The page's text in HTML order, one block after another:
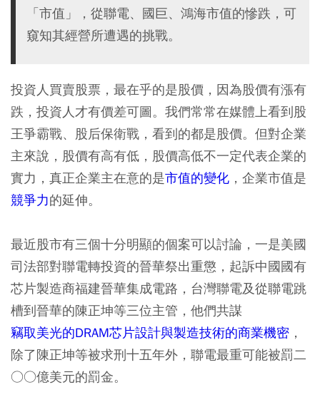
「市值」，從聯電、國巨、鴻海市值的慘跌，可
窺知其經營所遭遇的挑戰。
投資人買賣股票，最在乎的是股價，因為股價有漲有
跌，投資人才有價差可圖。我們常常在媒體上看到股
王爭霸戰、股后保衛戰，看到的都是股價。但對企業
主來說，股價有高有低，股價高低不一定代表企業的
實力，真正企業主在意的是市值的變化 ，企業市值是
競爭力的延伸。
最近股市有三個十分明顯的個案可以討論，一是美國
司法部對聯電轉投資的晉華祭出重懲，起訴中國國有
芯片製造商福建晉華集成電路，台灣聯電及從聯電跳
槽到晉華的陳正坤等三位主管，他們共謀
竊取美光的DRAM芯片設計與製造技術的商業機密 ，
除了陳正坤等被求刑十五年外，聯電最重可能被罰二
○○億美元的罰金。